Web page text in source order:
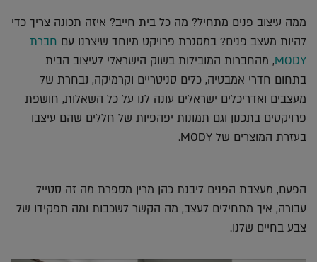
ממה עיצוב פנים מתחיל? מה כל בית חייב? איזה תכונה צריך כדי
להיות מעצב פנים? במסגרת פרויקט מיוחד שיצרנו עם חברת
MODY, מהחברות המובילות בשוק הישראלי לעיצוב הבית
בתחום חדרי אמבטיה, כלים סניטריים וקרמיקה, נבחרת של
מעצבים ואדריכלים ישראלים עונה לנו על כל השאלות, חושפת
פרויקטים בתכנון וגם תמונות יפהפיות של חללים שהם עיצבו
בעזרת המוצרים של MODY.
הפעם, מעצבת הפנים ליבנת כהן מרין מספרת מה זה סטייל
עבורה, איך מתחילים לעצב, מה הקשר לשכבות ומה תפקידו של
צבע בחיים שלנו.